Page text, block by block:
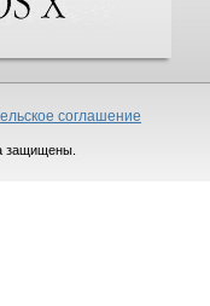
соглашение
защищены.